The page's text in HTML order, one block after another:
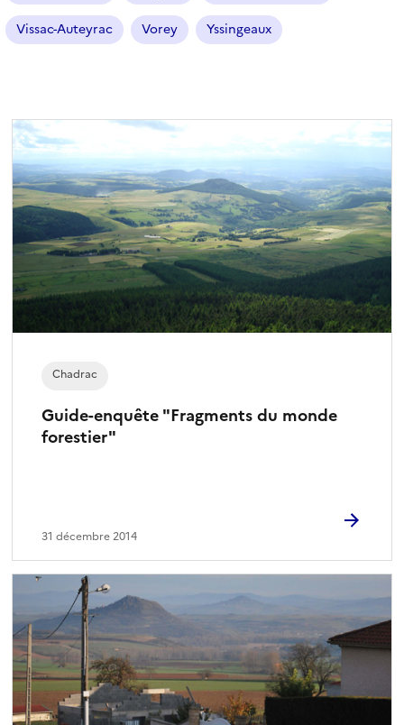
Vissac-Auteyrac Vorey Yssingeaux
Guide-enquête "Fragments du monde
forestier"
Chadrac
31 décembre 2014